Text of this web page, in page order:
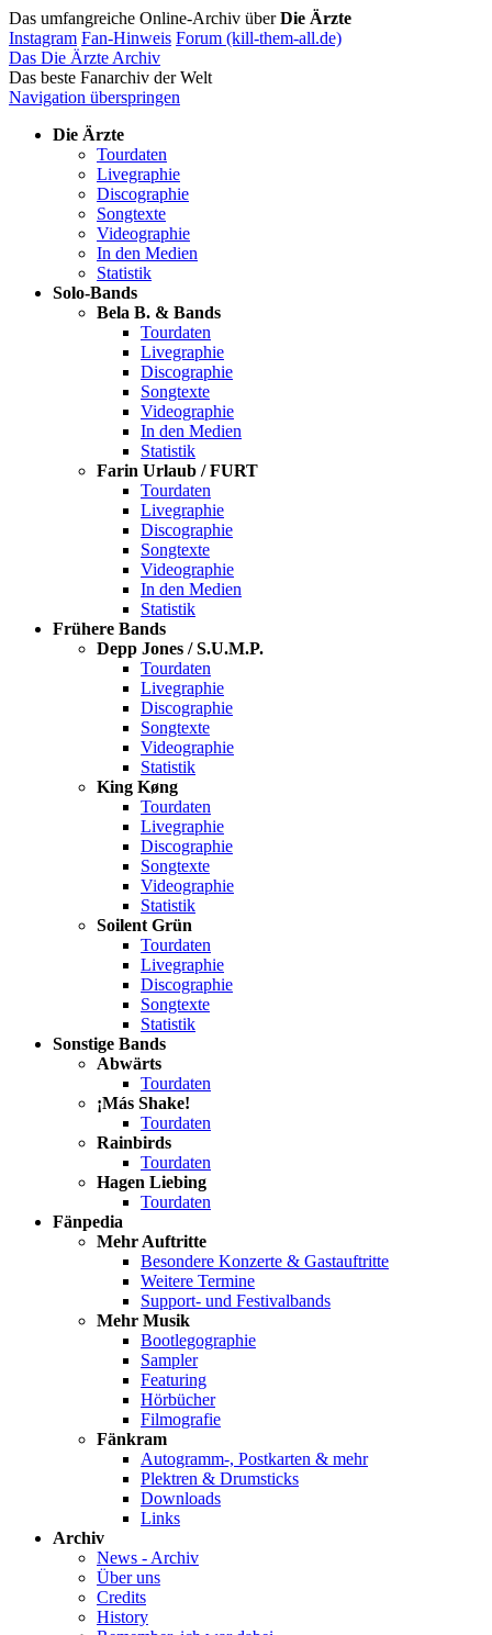
Das umfangreiche Online-Archiv überDie Ärzte
Instagram Fan-Hinweis Forum (kill-them-all.de)
Das Die Ärzte Archiv
Das beste Fanarchiv der Welt
Navigation überspringen
Die Ärzte
Tourdaten
Livegraphie
Discographie
Songtexte
Videographie
In den Medien
Statistik
Solo-Bands
Bela B. & Bands
Tourdaten
Livegraphie
Discographie
Songtexte
Videographie
In den Medien
Statistik
Farin Urlaub / FURT
Tourdaten
Livegraphie
Discographie
Songtexte
Videographie
In den Medien
Statistik
Frühere Bands
Depp Jones / S.U.M.P.
Tourdaten
Livegraphie
Discographie
Songtexte
Videographie
Statistik
King Køng
Tourdaten
Livegraphie
Discographie
Songtexte
Videographie
Statistik
Soilent Grün
Tourdaten
Livegraphie
Discographie
Songtexte
Statistik
Sonstige Bands
Abwärts
Tourdaten
¡Más Shake!
Tourdaten
Rainbirds
Tourdaten
Hagen Liebing
Tourdaten
Fänpedia
Mehr Auftritte
Besondere Konzerte & Gastauftritte
Weitere Termine
Support- und Festivalbands
Mehr Musik
Bootlegographie
Sampler
Featuring
Hörbücher
Filmografie
Fänkram
Autogramm-, Postkarten & mehr
Plektren & Drumsticks
Downloads
Links
Archiv
News - Archiv
Über uns
Credits
History